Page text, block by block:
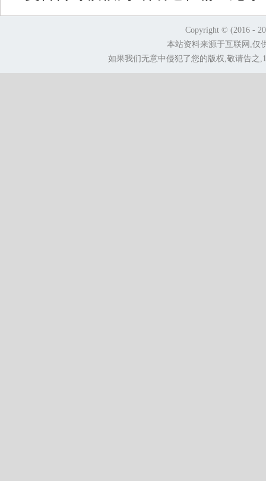
Copyright © (2016 -
本站资料来源于互联网,仅
如果我们无意中侵犯了您的版权,敬请告之